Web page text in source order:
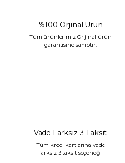
%100 Orjinal Ürün
Tüm ürünlerimiz Orijinal ürün
garantisine sahiptir.
Vade Farksız 3 Taksit
Tüm kredi kartlarına vade
farksız 3 taksit seçeneği